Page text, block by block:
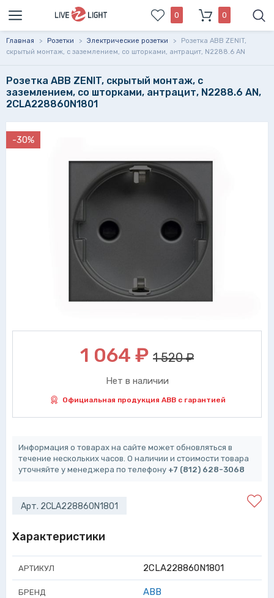
0 0
Главная > Розетки > Электрические розетки >
Розетка ABB ZENIT,
скрытый монтаж, с заземлением, со шторками, антрацит, N2288.6 AN
Розетка ABB ZENIT, скрытый монтаж, с
заземлением, со шторками, антрацит, N2288.6 AN,
2CLA228860N1801
-30%
1 064 ₽ 1 520 ₽
Нет в наличии
Официальная продукция ABB с гарантией
Информация о товарах на сайте может обновляться в
течение нескольких часов. О наличии и стоимости товара
уточняйте у менеджера по телефону +7 (812) 628-3068
Арт. 2CLA228860N1801
Характеристики
АРТИКУЛ 2CLA228860N1801
БРЕНД ABB